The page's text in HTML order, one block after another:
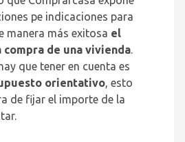
pe indicaciones para
manera más exitosa el
de una vivienda.
que tener en cuenta es
orientativo, esto
de fijar el importe de la